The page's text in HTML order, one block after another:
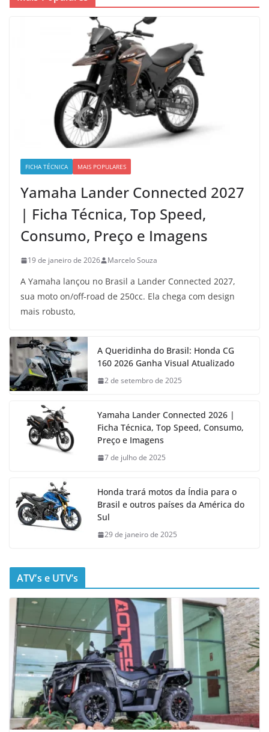
FICHA TÉCNICA MAIS POPULARES
Yamaha Lander Connected 2027
| Ficha Técnica, Top Speed,
Consumo, Preço e Imagens
19 de janeiro de 2026 Marcelo Souza
A Yamaha lançou no Brasil a Lander Connected 2027,
sua moto on/off-road de 250cc. Ela chega com design
mais robusto,
A Queridinha do Brasil: Honda CG
160 2026 Ganha Visual Atualizado
2 de setembro de 2025
Yamaha Lander Connected 2026 |
Ficha Técnica, Top Speed, Consumo,
Preço e Imagens
7 de julho de 2025
Honda trará motos da Índia para o
Brasil e outros países da América do
Sul
29 de janeiro de 2025
ATV’s e UTV’s